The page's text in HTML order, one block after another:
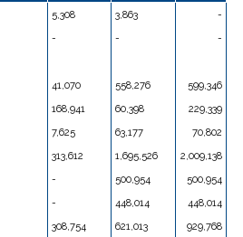
5,308 3,863
-
- -
-
41,070 558,276
599,346
168,941 60,398
229,339
7,625 63,177
70,802
313,612 1,695,526
2,009,138
- 500,954
500,954
- 448,014
448,014
308,754 621,013
929,768